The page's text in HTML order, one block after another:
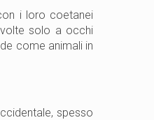
i loro coetanei
volte solo a occhi
come animali in
spesso